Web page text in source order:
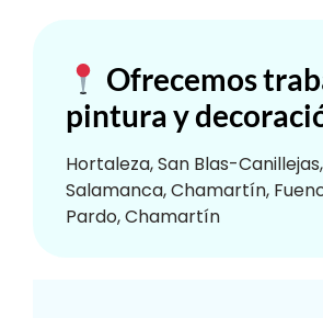
Ofrecemos
pintura y
Hortaleza, San Blas-
Salamanca, Chamartín,
Pardo, Chamartín